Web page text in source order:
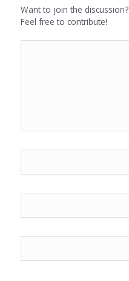
Want to join the discussion?
Feel free to contribute!